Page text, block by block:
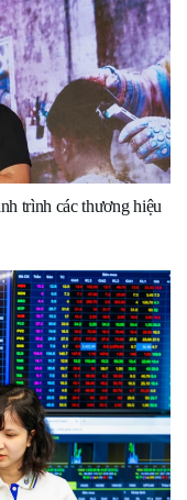
trình các thương hiệu